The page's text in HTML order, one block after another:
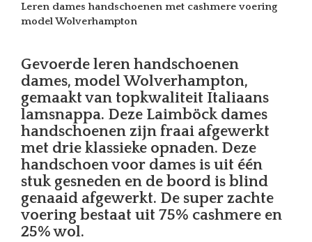
Leren dames handschoenen met cashmere voering
model Wolverhampton
Gevoerde leren handschoenen
dames, model Wolverhampton,
gemaakt van topkwaliteit Italiaans
lamsnappa. Deze Laimböck dames
handschoenen zijn fraai afgewerkt
met drie klassieke opnaden. Deze
handschoen voor dames is uit één
stuk gesneden en de boord is blind
genaaid afgewerkt. De super zachte
voering bestaat uit 75% cashmere en
25% wol.